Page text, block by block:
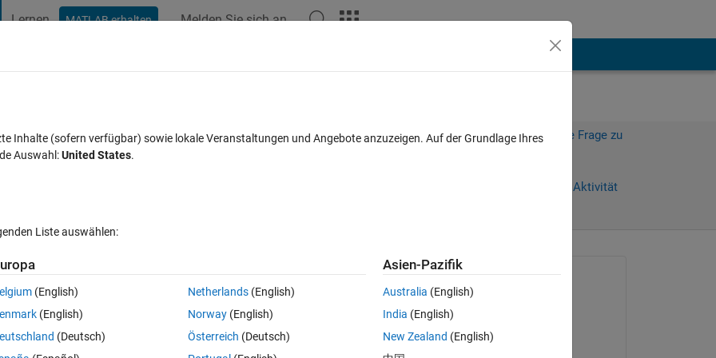
Lernen MATLAB erhalten Melden Sie sich an
form
Melden Sie sich an, um diese Frage zu
Anmelden, um Aktivität
In MATLAB Online öffnen 0 Stimmen
11 12 13 14 15 16 17 18 19 20 21 22 23 24 25 26 27] instad of max =
Vivek Shukla
am 15 Okt. 2020
Inhalte (sofern verfügbar) sowie lokale Veranstaltungen und Angebote anzuzeigen. Auf der Grundlage Ihres
Auswahl:United States.
Liste auswählen:
(English)
(English)
(Deutsch)
Netherlands(English)
Norway(English)
Österreich (Deutsch)
Asien-Pazifik
Australia (English)
India (English)
New Zealand (English)